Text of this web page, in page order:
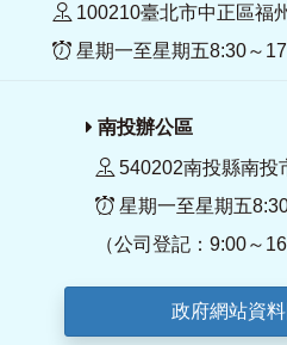
100210臺北市中正區福
星期一至星期五8:30～
南投辦公區
540202南投縣南投
星期一至星期五
（公司登記：9:00～
政府網站資